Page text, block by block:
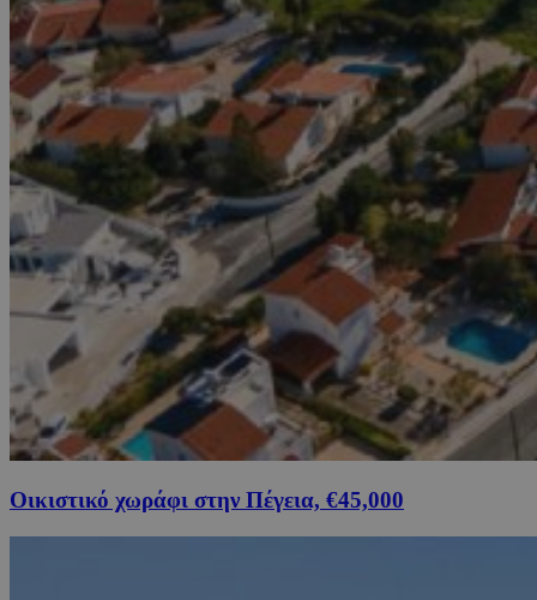
Οικιστικό χωράφι στην Πέγεια, €45,000